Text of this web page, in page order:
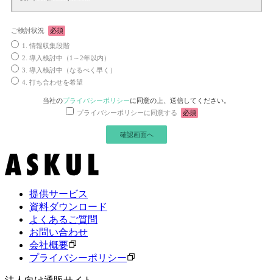
ご検討状況 必須
1. 情報収集段階
2. 導入検討中（1～2年以内）
3. 導入検討中（なるべく早く）
4. 打ち合わせを希望
当社のプライバシーポリシーに同意の上、送信してください。
プライバシーポリシーに同意する
必須
提供サービス
資料ダウンロード
よくあるご質問
お問い合わせ
会社概要
プライバシーポリシー